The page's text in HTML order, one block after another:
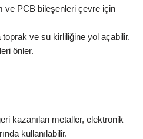
ve PCB bileşenleri çevre için
toprak ve su kirliliğine yol açabilir.
önler.
kazanılan metaller, elektronik
kullanılabilir.